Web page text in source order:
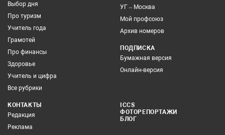
Выбор дня
Про туризм
Учитель года
Грамотей
Про финансы
Здоровье
Учитель и цифра
Все рубрики
УГ – Москва
Мой профсоюз
Архив номеров
ПОДПИСКА
Бумажная версия
Онлайн-версия
КОНТАКТЫ
Редакция
Реклама
ICCS
ФОТОРЕПОРТАЖИ
БЛОГ